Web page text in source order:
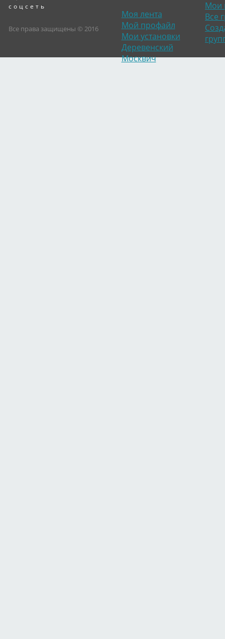
соцсеть
Все права защищены © 2016
Моя лента
Мой профайл
Мои установки
Деревенский
Москвич
Мои
Все